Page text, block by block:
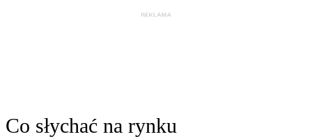
Co słychać na rynku